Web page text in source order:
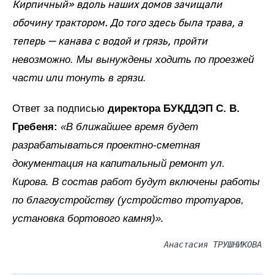
Кирпичный» вдоль наших домов зачищали
обочину трактором. До того здесь была трава, а
теперь — канава с водой и грязь, пройти
невозможно. Мы вынуждены ходить по проезжей
части или тонуть в грязи.
Ответ за подписью директора БУКДДЭП С. В.
Гребеня: «В ближайшее время будет
разрабатываться проектно-сметная
документация на капитальный ремонт ул.
Кирова. В состав работ будут включены работы
по благоустройству (устройство тротуаров,
установка бортового камня)».
Анастасия ТРУШНИКОВА